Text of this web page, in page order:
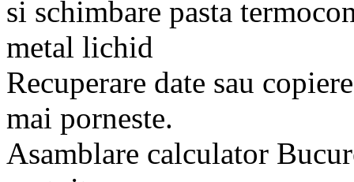
si schimbare pasta
metal lichid
Recuperare date sau
mai porneste.
Asamblare calculator